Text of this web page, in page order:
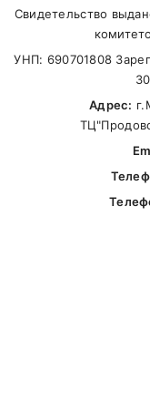
Свидетельство
УНП: 690701808
Адрес: